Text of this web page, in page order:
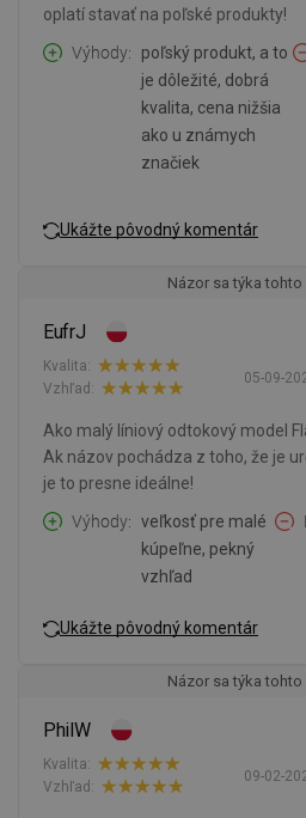
oplatí stavať na poľské produkty!
Výhody
poľský produkt, a to
je dôležité, dobrá
kvalita, cena nižšia
ako u známych
značiek
Ukážte pôvodný komentár
Názor sa týka
EufrJ
05-09-
Kvalita:
Vzhľad:
Ako malý líniový odtokový model
Ak názov pochádza z toho, že je
je to presne ideálne!
Výhody
veľkosť pre malé
kúpeľne, pekný
vzhľad
Ukážte pôvodný komentár
Názor sa týka
PhilW
09-02-
Kvalita:
Vzhľad: